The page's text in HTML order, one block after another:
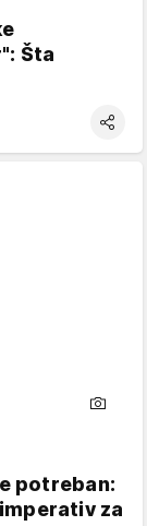
Šta
potreban:
za